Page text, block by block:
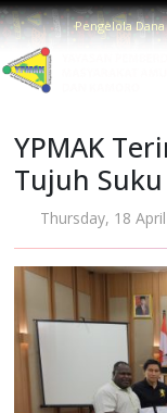
Pengelola
YPMAK
Tujuh Suku
Thursday, 18